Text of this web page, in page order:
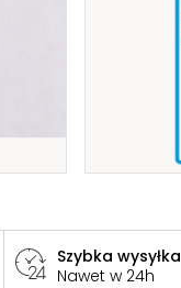
Szybka wysyłka
Nawet w 24h